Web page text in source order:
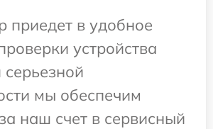
приедет в удобное
устройства
мы обеспечим
наш счет в сервисный